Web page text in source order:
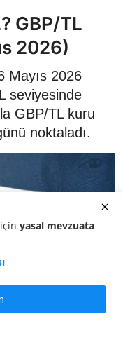
GBP/TL
2026)
Mayıs 2026
seviyesinde
GBP/TL kuru
noktaladı.
yasal mevzuata